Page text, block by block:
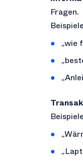
Fragen.
„wie